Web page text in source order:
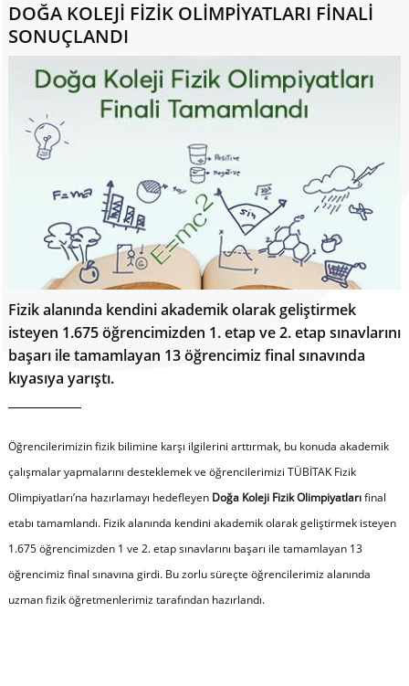
DOĞA KOLEJİ FİZİK OLİMPİYATLARI FİNALİ
SONUÇLANDI
Fizik alanında kendini akademik olarak geliştirmek
isteyen 1.675 öğrencimizden 1. etap ve 2. etap sınavlarını
başarı ile tamamlayan 13 öğrencimiz final sınavında
kıyasıya yarıştı.
Öğrencilerimizin fizik bilimine karşı ilgilerini arttırmak, bu konuda akademik
çalışmalar yapmalarını desteklemek ve öğrencilerimizi TÜBİTAK Fizik
Olimpiyatları’na hazırlamayı hedefleyen Doğa Koleji Fizik Olimpiyatlarıfinal
etabı tamamlandı. Fizik alanında kendini akademik olarak geliştirmek isteyen
1.675 öğrencimizden 1 ve 2. etap sınavlarını başarı ile tamamlayan 13
öğrencimiz final sınavına girdi. Bu zorlu süreçte öğrencilerimiz alanında
uzman fizik öğretmenlerimiz tarafından hazırlandı.